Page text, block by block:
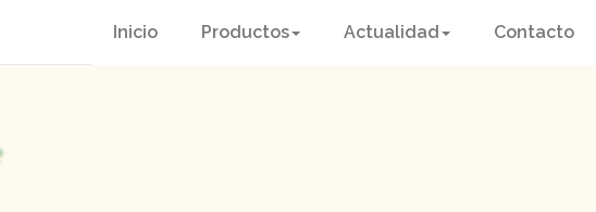
Inicio Productos Actualidad Contacto